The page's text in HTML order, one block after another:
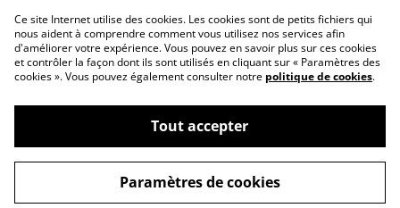
Politique de
confidentialité
Politique de cookies
©2026Boutique Rebel Dogs Academy
powered by
Ce site Internet utilise des cookies. Les cookies sont de petits fichiers qui
nous aident à comprendre comment vous utilisez nos services afin
d'améliorer votre expérience. Vous pouvez en savoir plus sur ces cookies
et contrôler la façon dont ils sont utilisés en cliquant sur « Paramètres des
cookies ». Vous pouvez également consulter notre politique de cookies.
Tout accepter
Paramètres de cookies